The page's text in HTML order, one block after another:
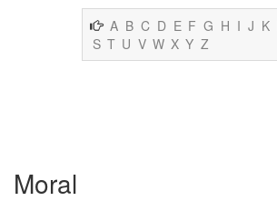
A B C D E F G H I J K
S T U V W X Y Z
Moral